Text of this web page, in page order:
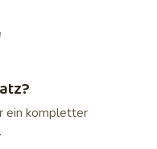
ein kompletter